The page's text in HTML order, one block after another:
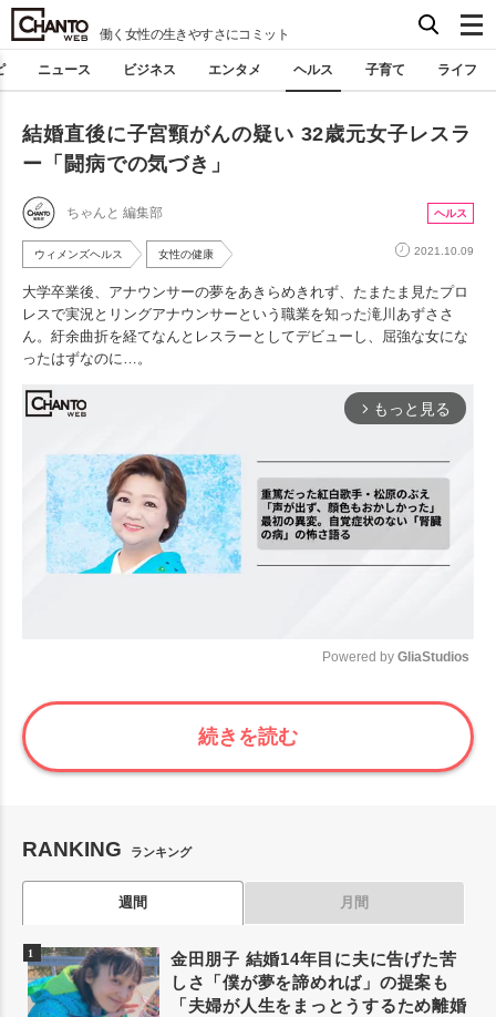
働く女性の生きやすさにコミット
ニュース ビジネス エンタメ ヘルス 子育て ライフ
結婚直後に子宮頸がんの疑い 32歳元女子レスラ
ー「闘病での気づき」
ちゃんと 編集部 ヘルス
ウィメンズヘルス 女性の健康 2021.10.09
大学卒業後、アナウンサーの夢をあきらめきれず、たまたま見たプロ
レスで実況とリングアナウンサーという職業を知った滝川あずささ
ん。紆余曲折を経てなんとレスラーとしてデビューし、屈強な女にな
ったはずなのに…。
arrow_forward_ios もっと見る
Mute
Powered by GliaStudios
続きを読む
RANKING ランキング
週間 月間
金田朋子 結婚14年目に夫に告げた苦
しさ「僕が夢を諦めれば」の提案も
「夫婦が人生をまっとうするため離婚